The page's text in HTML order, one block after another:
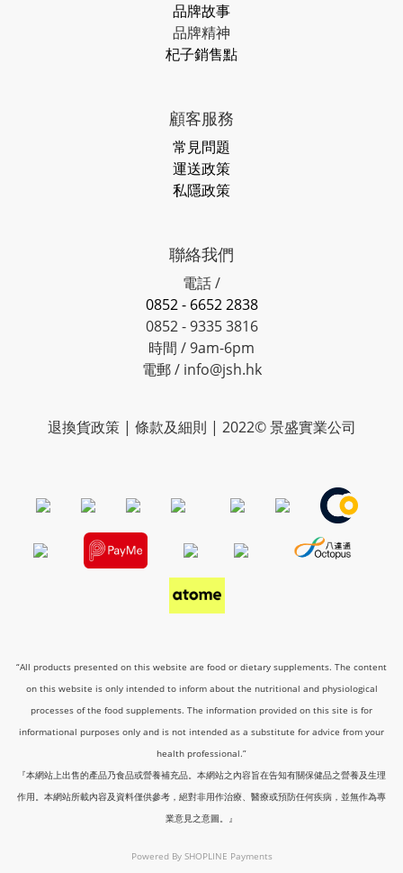
品牌故事
品牌精神
杞子銷售點
顧客服務
常見問題
運送政策
私隱政策
聯絡我們
電話 /
0852 - 6652 2838
0852 - 9335 3816
時間 / 9am-6pm
電郵 / info@jsh.hk
退換貨政策 | 條款及細則 | 2022© 景盛實業公司
“All products presented on this website are food or dietary supplements. The content
on this website is only intended to inform about the nutritional and physiological
processes of the food supplements. The information provided on this site is for
informational purposes only and is not intended as a substitute for advice from your
health professional.”
『本網站上出售的產品乃食品或營養補充品。本網站之內容旨在告知有關保健品之營養及生理
作用。本網站所載內容及資料僅供參考，絕對非用作治療、醫療或預防任何疾病，並無作為專
業意見之意圖。』
Powered By SHOPLINE Payments